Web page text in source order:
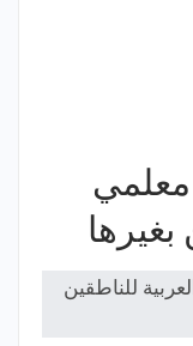
معلمي
بغيرها